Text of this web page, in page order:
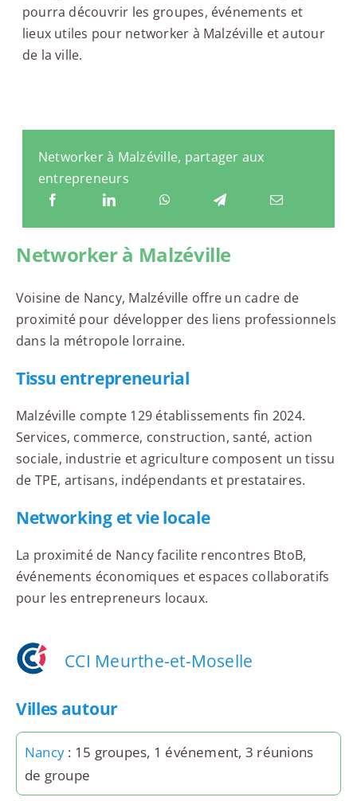
pourra découvrir les groupes, événements et
lieux utiles pour networker à Malzéville et autour
de la ville.
Networker à Malzéville, partager aux
entrepreneurs
Networker à Malzéville
Voisine de Nancy, Malzéville offre un cadre de
proximité pour développer des liens professionnels
dans la métropole lorraine.
Tissu entrepreneurial
Malzéville compte 129 établissements fin 2024.
Services, commerce, construction, santé, action
sociale, industrie et agriculture composent un tissu
de TPE, artisans, indépendants et prestataires.
Networking et vie locale
La proximité de Nancy facilite rencontres BtoB,
événements économiques et espaces collaboratifs
pour les entrepreneurs locaux.
CCI Meurthe-et-Moselle
Villes autour
Nancy : 15 groupes, 1 événement, 3 réunions
de groupe